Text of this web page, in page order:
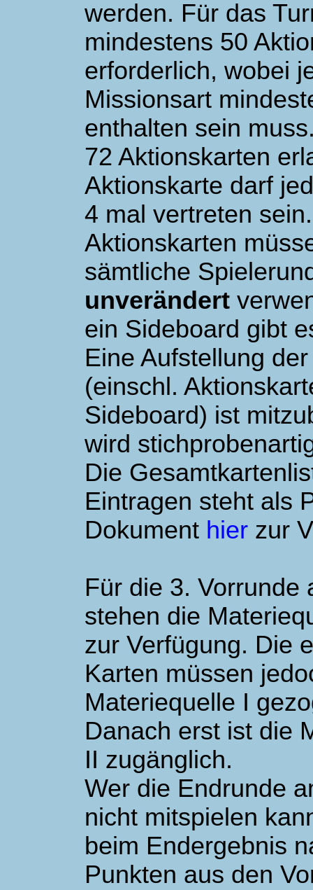
werden. Für das
mindestens 50
erforderlich, wobei
Missionsart
enthalten sein
72 Aktionskarten
Aktionskarte darf
4 mal vertreten
Aktionskarten
sämtliche
unverändert
ein Sideboard gibt
Eine Aufstellung
(einschl.
Sideboard) ist
wird
Die
Eintragen steht als
Dokument hier zur
Für die 3. Vorrunde
stehen die
zur Verfügung. Die
Karten müssen
Materiequelle I
Danach erst ist die
II zugänglich.
Wer die Endrunde
nicht mitspielen
beim Endergebnis
Punkten aus den